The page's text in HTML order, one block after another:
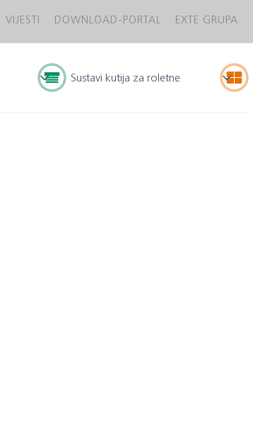
VIJESTI DOWNLOAD-PORTAL EXTE GRUPA
Sustavi kutija za roletne